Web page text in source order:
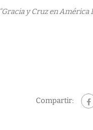
“Gracia y Cruz en América
Compartir: